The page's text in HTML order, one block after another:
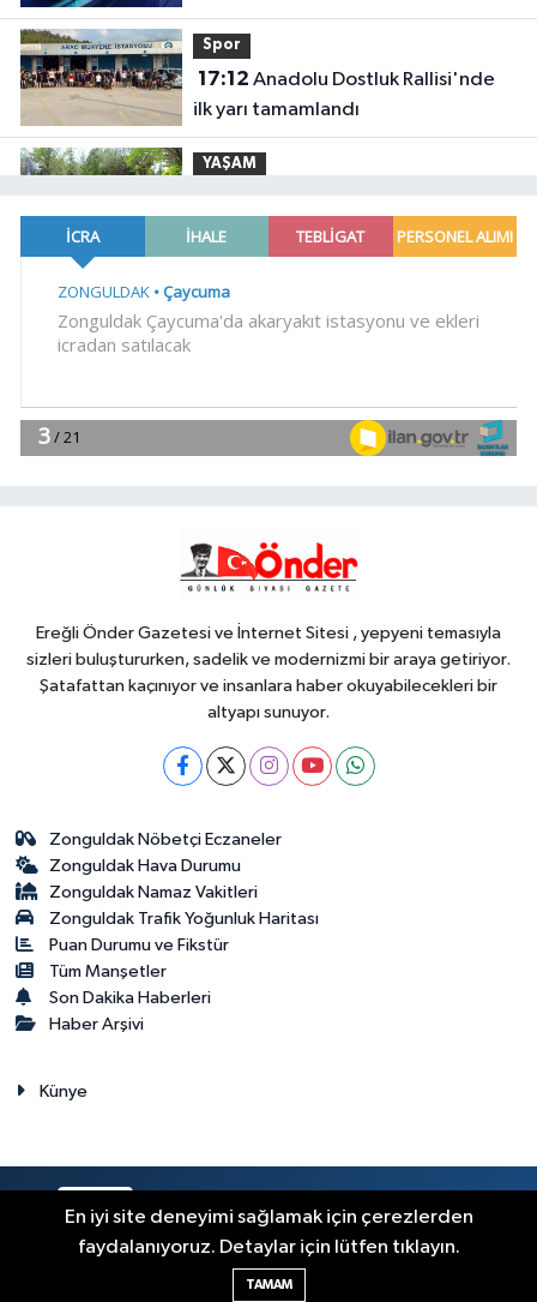
Spor
17:12
ilk yarı tamamlandı
YAŞAM
oğul kampı Ağustos'ta da sürecek
17:02Cevdet Yılmaz: Mekke Ortak
16:55 EVİNDE ÖLÜ BULUNDU!
Ereğli Önder Gazetesi ve İnternet Sitesi , yepyeni temasıyla
sizleri buluştururken, sadelik ve modernizmi bir araya getiriyor.
Şatafattan kaçınıyor ve insanlara haber okuyabilecekleri bir
altyapı sunuyor.
Zonguldak Nöbetçi Eczaneler
Zonguldak Hava Durumu
Zonguldak Namaz Vakitleri
Zonguldak Trafik Yoğunluk Haritası
Puan Durumu ve Fikstür
Tüm Manşetler
Son Dakika Haberleri
Haber Arşivi
Künye
RSS Copyright © 2023. Her hakkı saklıdır.
Haber Yazılımı:
En iyi site deneyimi sağlamak için çerezlerden
faydalanıyoruz. Detaylar için lütfen tıklayın.
TAMAM